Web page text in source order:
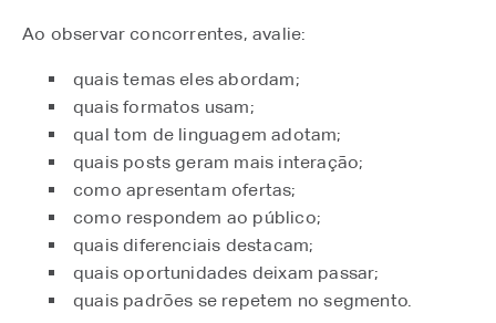
Ao observar concorrentes, avalie:
quais temas eles abordam;
quais formatos usam;
qual tom de linguagem adotam;
quais posts geram mais interação;
como apresentam ofertas;
como respondem ao público;
quais diferenciais destacam;
quais oportunidades deixam passar;
quais padrões se repetem no segmento.